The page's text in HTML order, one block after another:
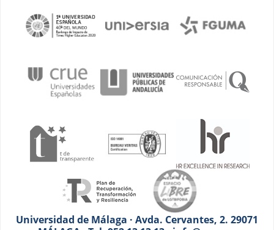
Universidad de Málaga · Avda. Cervantes, 2. 29071